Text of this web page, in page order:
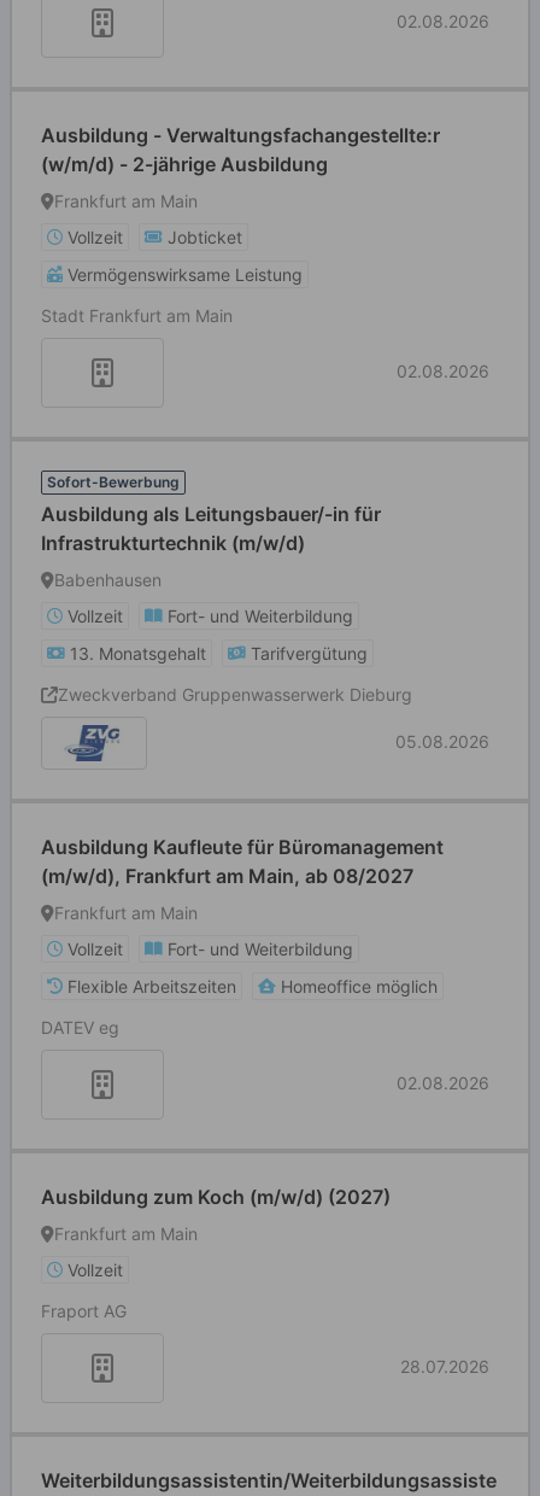
02.08.2026
Ausbildung - Verwaltungsfachangestellte:r
(w/m/d) - 2-jährige Ausbildung
Frankfurt am Main
Vollzeit
Jobticket
Vermögenswirksame Leistung
Stadt Frankfurt am Main
02.08.2026
Sofort-Bewerbung
Ausbildung als Leitungsbauer/-in für
Infrastrukturtechnik (m/w/d)
Babenhausen
Vollzeit
Fort- und Weiterbildung
13. Monatsgehalt
Tarifvergütung
Zweckverband Gruppenwasserwerk Dieburg
05.08.2026
Ausbildung Kaufleute für Büromanagement
(m/w/d), Frankfurt am Main, ab 08/2027
Frankfurt am Main
Vollzeit
Fort- und Weiterbildung
Flexible Arbeitszeiten
Homeoffice möglich
DATEV eg
02.08.2026
Ausbildung zum Koch (m/w/d) (2027)
Frankfurt am Main
Vollzeit
Fraport AG
28.07.2026
Weiterbildungsassistentin/Weiterbildungsassiste